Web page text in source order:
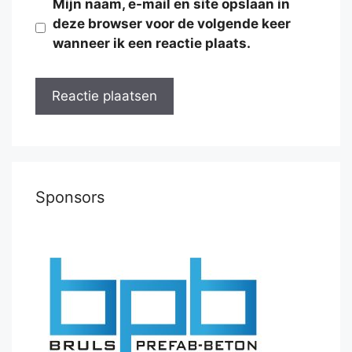
Mijn naam, e-mail en site opslaan in
deze browser voor de volgende keer
wanneer ik een reactie plaats.
Sponsors